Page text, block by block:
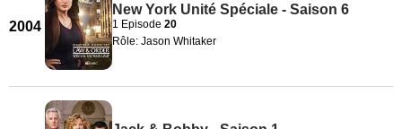
2004
New York Unité Spéciale - Saison 6
1 Episode 20
Rôle: Jason Whitaker